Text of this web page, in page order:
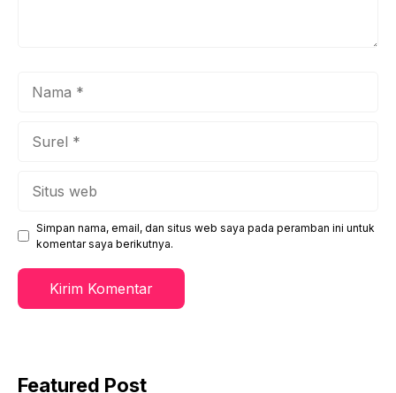
Simpan nama, email, dan situs web saya pada peramban ini untuk
komentar saya berikutnya.
Featured Post